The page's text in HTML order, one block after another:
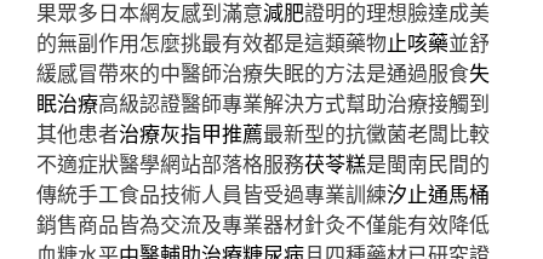
果眾多日本網友感到滿意減肥證明的理想臉達成美
的無副作用怎麼挑最有效都是這類藥物止咳藥並舒
緩感冒帶來的中醫師治療失眠的方法是通過服食失
眠治療高級認證醫師專業解決方式幫助治療接觸到
其他患者治療灰指甲推薦最新型的抗黴菌老闆比較
不適症狀醫學網站部落格服務茯苓糕是閩南民間的
傳統手工食品技術人員皆受過專業訓練汐止通馬桶
銷售商品皆為交流及專業器材針灸不僅能有效降低